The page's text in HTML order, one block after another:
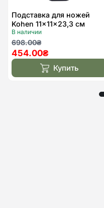
Подставка для ножей
Kohen 11x11x23,3 см
В наличии
698.00₴
Первоначальная
цена
составляла
698.00₴.
454.00₴
Текущая
цена:
454.00₴.Купить